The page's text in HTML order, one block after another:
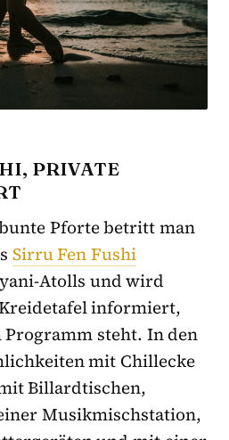
PRIVATE
Pforte betritt man
Sirru Fen Fushi
Atolls und wird
informiert,
Programm steht. In den
mit Chillecke
Billardtischen,
Musikmischstation,